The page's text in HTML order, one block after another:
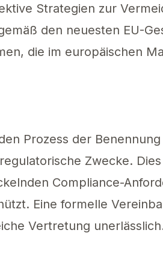
Strategien zur
den neuesten EU-
die im europäischen
Unternehmen die
Prozess der
Zwecke.
Compliance-
Eine formelle
Vertretung